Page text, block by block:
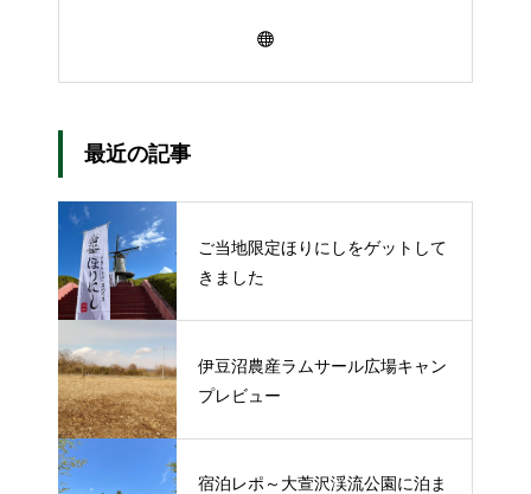
最近の記事
ご当地限定ほりにしをゲットして
きました
伊豆沼農産ラムサール広場キャン
プレビュー
宿泊レポ～大萱沢渓流公園に泊ま